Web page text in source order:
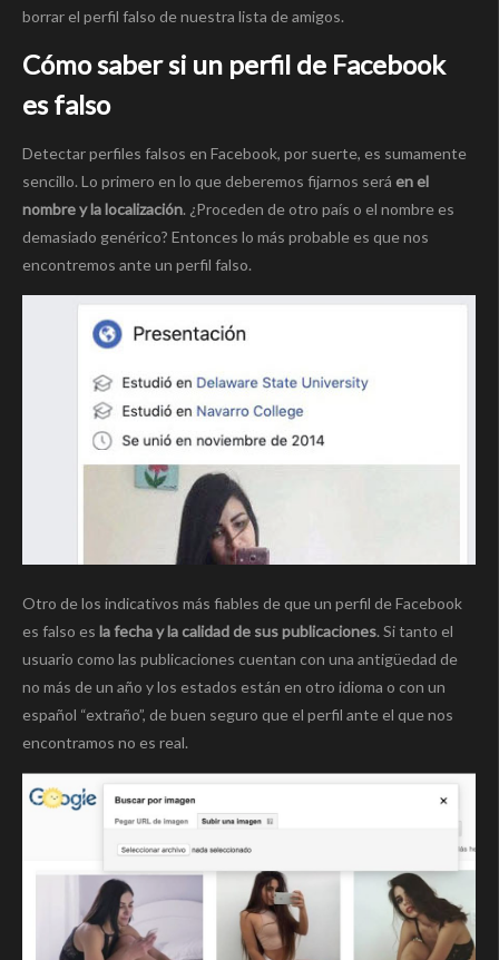
borrar el perfil falso de nuestra lista de amigos.
Cómo saber si un perfil de Facebook
es falso
Detectar perfiles falsos en Facebook, por suerte, es sumamente
sencillo. Lo primero en lo que deberemos fijarnos será en el
nombre y la localización. ¿Proceden de otro país o el nombre es
demasiado genérico? Entonces lo más probable es que nos
encontremos ante un perfil falso.
Otro de los indicativos más fiables de que un perfil de Facebook
es falso es la fecha y la calidad de sus publicaciones. Si tanto el
usuario como las publicaciones cuentan con una antigüedad de
no más de un año y los estados están en otro idioma o con un
español “extraño”, de buen seguro que el perfil ante el que nos
encontramos no es real.